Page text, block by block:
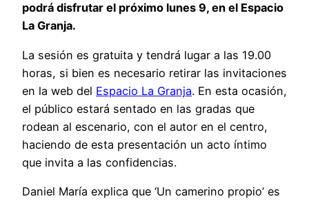
podrá disfrutar el próximo lunes 9, en el Espacio
La Granja.
La sesión es gratuita y tendrá lugar a las 19.00
horas, si bien es necesario retirar las invitaciones
en la web del Espacio La Granja. En esta ocasión,
el público estará sentado en las gradas que
rodean al escenario, con el autor en el centro,
haciendo de esta presentación un acto íntimo
que invita a las confidencias.
Daniel María explica que ‘Un camerino propio’ es